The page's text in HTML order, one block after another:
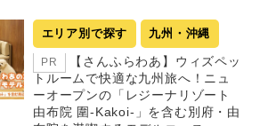
エリア別で探す 九州・沖縄
PR
【さんふらわあ】ウィズペッ
トルームで快適な九州旅へ！ニュ
ーオープンの「レジーナリゾート
由布院 圍-Kakoi-」を含む別府・由